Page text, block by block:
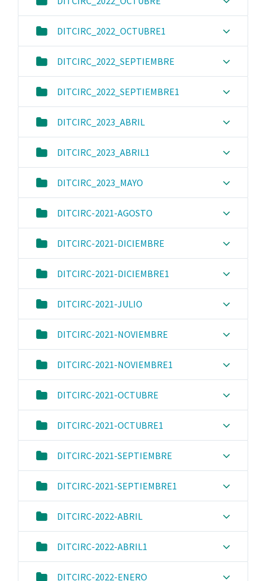
DITCIRC_2022_OCTUBRE1
DITCIRC_2022_SEPTIEMBRE
DITCIRC_2022_SEPTIEMBRE1
DITCIRC_2023_ABRIL
DITCIRC_2023_ABRIL1
DITCIRC_2023_MAYO
DITCIRC-2021-AGOSTO
DITCIRC-2021-DICIEMBRE
DITCIRC-2021-DICIEMBRE1
DITCIRC-2021-JULIO
DITCIRC-2021-NOVIEMBRE
DITCIRC-2021-NOVIEMBRE1
DITCIRC-2021-OCTUBRE
DITCIRC-2021-OCTUBRE1
DITCIRC-2021-SEPTIEMBRE
DITCIRC-2021-SEPTIEMBRE1
DITCIRC-2022-ABRIL
DITCIRC-2022-ABRIL1
DITCIRC-2022-ENERO